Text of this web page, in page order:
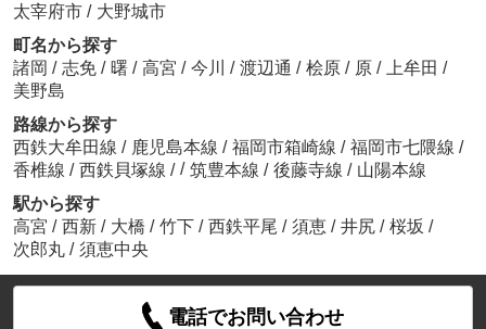
太宰府市 / 大野城市
町名から探す
諸岡 / 志免 / 曙 / 高宮 / 今川 / 渡辺通 / 桧原 / 原 / 上牟田 /
美野島
路線から探す
西鉄大牟田線 / 鹿児島本線 / 福岡市箱崎線 / 福岡市七隈線 /
香椎線 / 西鉄貝塚線 / / 筑豊本線 / 後藤寺線 / 山陽本線
駅から探す
高宮 / 西新 / 大橋 / 竹下 / 西鉄平尾 / 須恵 / 井尻 / 桜坂 /
次郎丸 / 須恵中央
電話でお問い合わせ